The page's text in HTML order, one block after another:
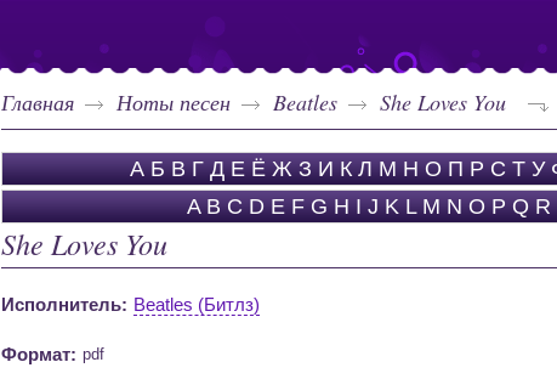
Главная Ноты песен Beatles She Loves You
А Б В Г Д Е Ё Ж З И К Л М Н О П Р С Т У
A B C D E F G H I J K L M N O P Q R
She Loves You
Исполнитель: Beatles (Битлз)
Формат: pdf